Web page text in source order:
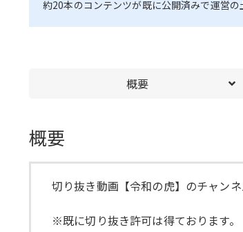
約20本のコンテンツが既に公開済みで運営
概要
概要
切り抜き動画【令和の虎】のチャンネ
※既に切り抜き許可は得ております。